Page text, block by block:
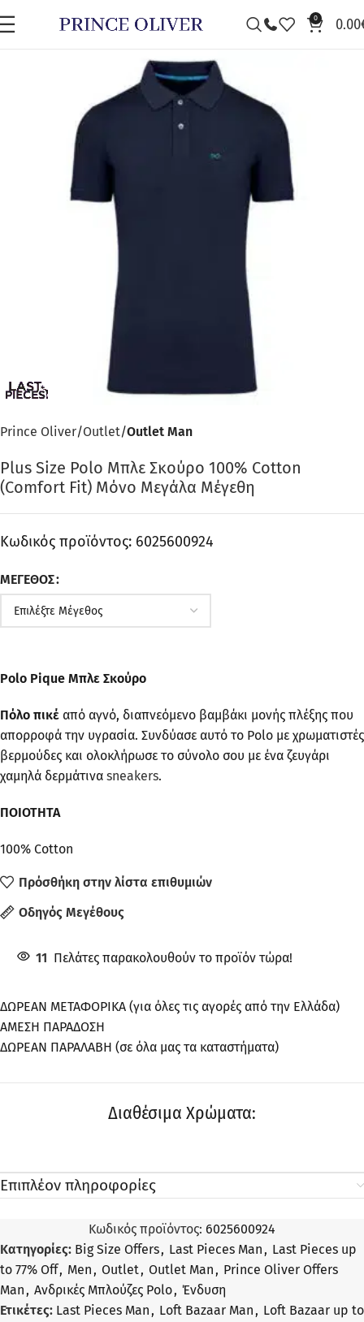
0 0.00
Prince Oliver Outlet Outlet Man
Plus Size Polo Μπλε Σκούρο 100% Cotton
(Comfort Fit) Μόνο Μεγάλα Μέγεθη
Κωδικός προϊόντος: 6025600924
ΜΈΓΕΘΟΣ
Polo Pique Μπλε Σκούρο
Πόλο πικέ από αγνό, διαπνεόμενο βαμβάκι μονής πλέξης που
απορροφά την υγρασία. Συνδύασε αυτό το Polo με χρωματιστές
βερμούδες και ολοκλήρωσε το σύνολο σου με ένα ζευγάρι
χαμηλά δερμάτινα sneakers.
ΠΟΙΟΤΗΤΑ
100% Cotton
Πρόσθήκη στην λίστα επιθυμιών
Οδηγός Μεγέθους
11 Πελάτες παρακολουθούν το προϊόν τώρα!
ΔΩΡΕΑΝ ΜΕΤΑΦΟΡΙΚΑ (για όλες τις αγορές από την Ελλάδα)
ΑΜΕΣΗ ΠΑΡΑΔΟΣΗ
ΔΩΡΕΑΝ ΠΑΡΑΛΑΒΗ (σε όλα μας τα καταστήματα)
Διαθέσιμα Χρώματα:
Επιπλέον πληροφορίες
Κωδικός προϊόντος: 6025600924
Κατηγορίες: Big Size Offers, Last Pieces Man, Last Pieces up
to 77% Off, Men, Outlet, Outlet Man, Prince Oliver Offers
Man, Ανδρικές Μπλούζες Polo, Ένδυση
Ετικέτες: Last Pieces Man, Loft Bazaar Man, Loft Bazaar up to